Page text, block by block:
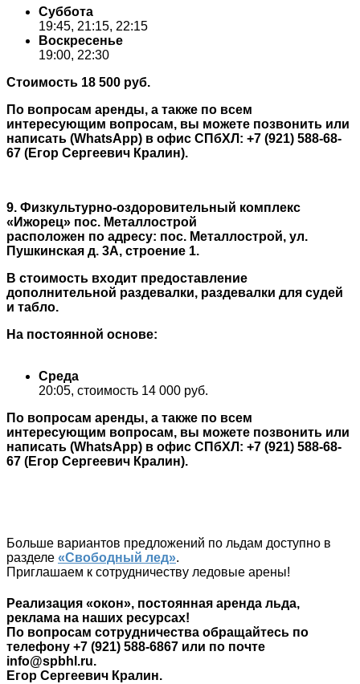
Суббота
19:45, 21:15, 22:15
Воскресенье
19:00, 22:30
Стоимость 18 500 руб.
По вопросам аренды, а также по всем
интересующим вопросам, вы можете позвонить или
написать (WhatsApp) в офис СПбХЛ: +7 (921) 588-68-
67 (Егор Сергеевич Кралин).
9. Физкультурно-оздоровительный комплекс
«Ижорец» пос. Металлострой
расположен по адресу: пос. Металлострой, ул.
Пушкинская д. 3А, строение 1.
В стоимость входит предоставление
дополнительной раздевалки, раздевалки для судей
и табло.
На постоянной основе:
Среда
20:05, стоимость 14 000 руб.
По вопросам аренды, а также по всем
интересующим вопросам, вы можете позвонить или
написать (WhatsApp) в офис СПбХЛ: +7 (921) 588-68-
67 (Егор Сергеевич Кралин).
Больше вариантов предложений по льдам доступно в
разделе «Свободный лед».
Приглашаем к сотрудничеству ледовые арены!
Реализация «окон», постоянная аренда льда,
реклама на наших ресурсах!
По вопросам сотрудничества обращайтесь по
телефону +7 (921) 588-6867 или по почте
info@spbhl.ru.
Егор Сергеевич Кралин.